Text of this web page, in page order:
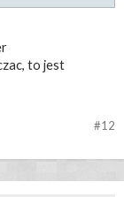
to jest
#12